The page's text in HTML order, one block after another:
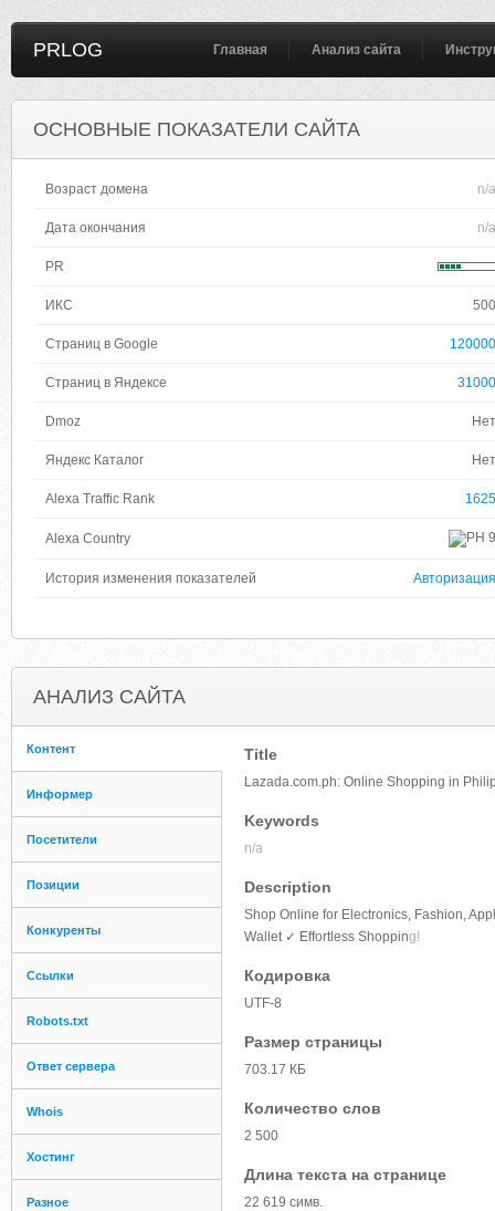
PRLOG Главная Анализ сайта
ОСНОВНЫЕ ПОКАЗАТЕЛИ САЙТА
Возраст домена n/a
Дата окончания n/a
PR
ИКС 500
Страниц в Google 120000
Страниц в Яндексе 31000
Dmoz Нет
Яндекс Каталог Нет
Alexa Traffic Rank 1625
Alexa Country 9
История изменения показателей Авторизация
АНАЛИЗ САЙТА
Контент
Информер
Посетители
Позиции
Конкуренты
Ссылки
Robots.txt
Ответ сервера
Whois
Хостинг
Разное
Title
Lazada.com.ph: Online Shopping in
Keywords
n/a
Description
Shop Online for Electronics, Fashion,
Wallet ✓ Effortless Shopping!
Кодировка
UTF-8
Размер страницы
703.17 КБ
Количество слов
2 500
Длина текста на странице
22 619 симв.